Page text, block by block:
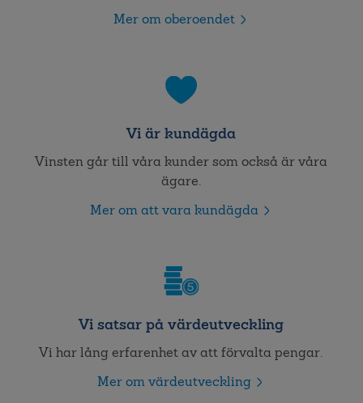
Mer om oberoendet
Vi är kundägda
Vinsten går till våra kunder som också är våra
ägare.
Mer om att vara kundägda
Vi satsar på värdeutveckling
Vi har lång erfarenhet av att förvalta pengar.
Mer om värdeutveckling